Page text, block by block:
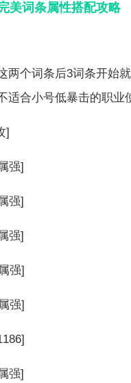
美词条属性搭配攻略
两个词条后3词条开始
适合小号低暴击的职业
]
强]
强]
强]
强]
强]
强]